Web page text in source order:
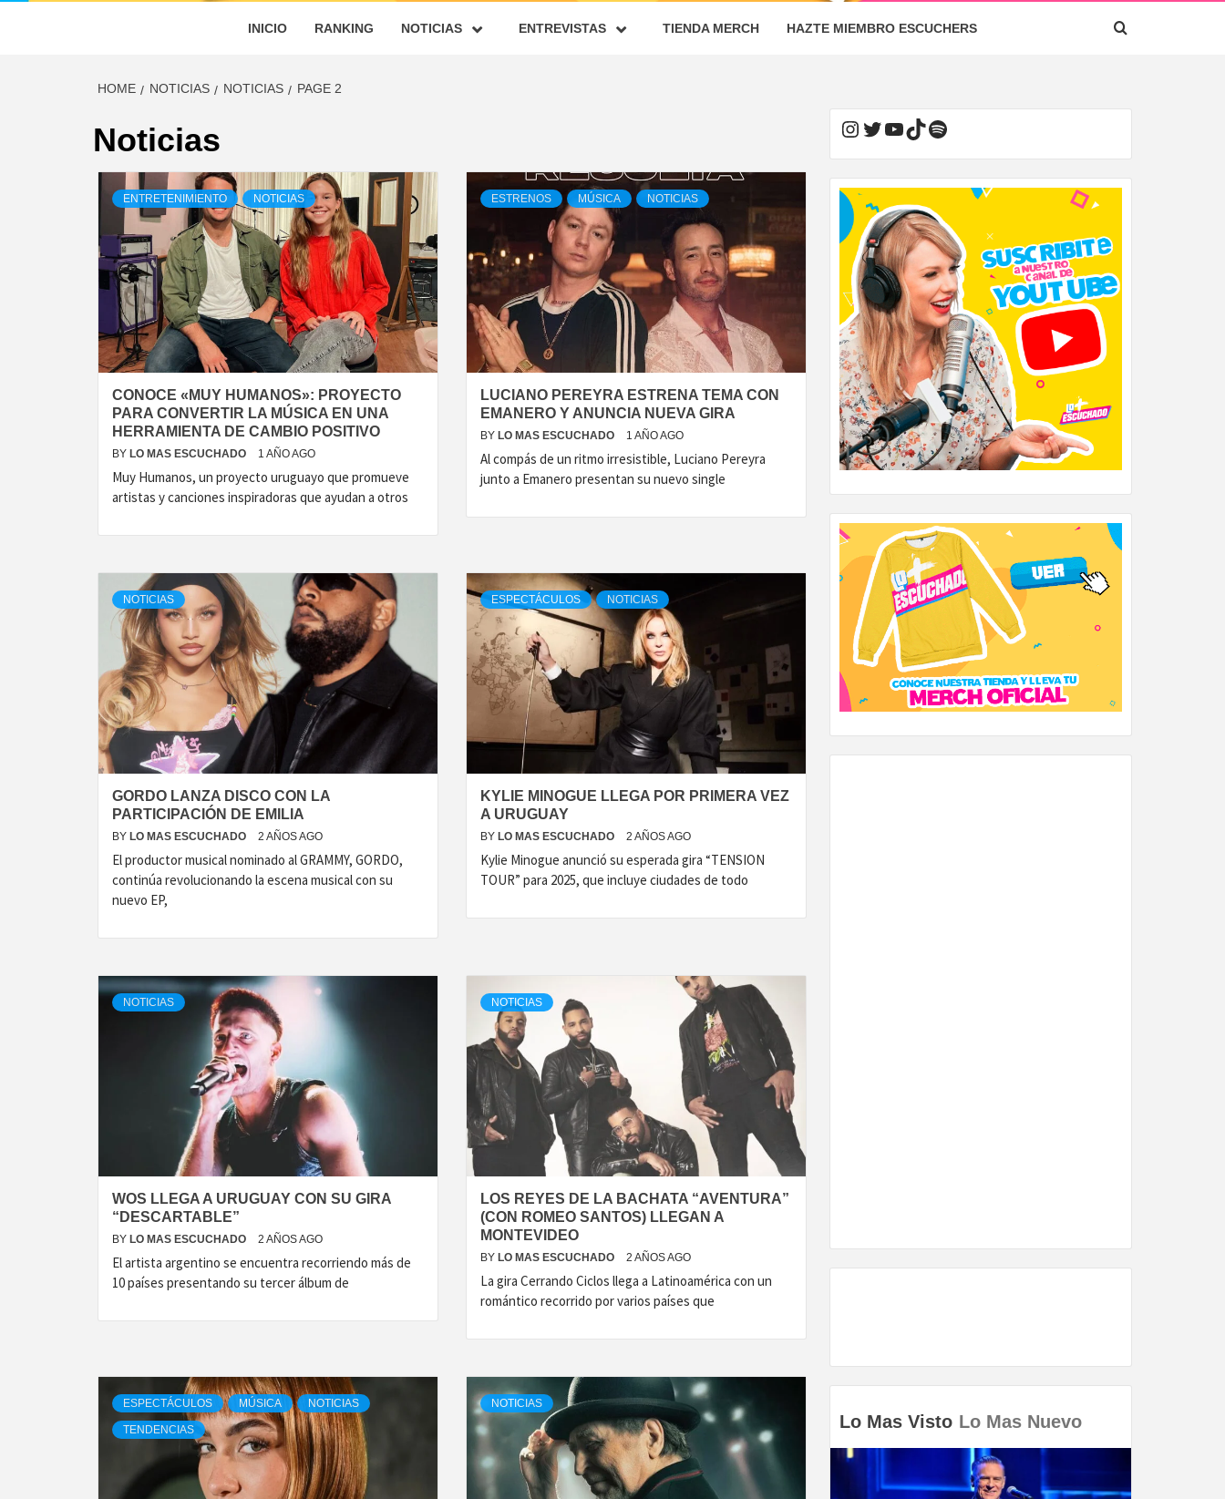
INICIO RANKING NOTICIAS ENTREVISTAS TIENDA MERCH HAZTE MIEMBRO ESCUCHERS
HOME NOTICIAS NOTICIAS PAGE 2
Noticias
ENTRETENIMIENTO NOTICIAS
CONOCE «MUY HUMANOS»: PROYECTO
PARA CONVERTIR LA MÚSICA EN UNA
HERRAMIENTA DE CAMBIO POSITIVO
BY LO MAS ESCUCHADO 1 AÑO AGO
Muy Humanos, un proyecto uruguayo que promueve
artistas y canciones inspiradoras que ayudan a otros
ESTRENOS MÚSICA NOTICIAS
LUCIANO PEREYRA ESTRENA TEMA CON
EMANERO Y ANUNCIA NUEVA GIRA
BY LO MAS ESCUCHADO 1 AÑO AGO
Al compás de un ritmo irresistible, Luciano Pereyra
junto a Emanero presentan su nuevo single
NOTICIAS
GORDO LANZA DISCO CON LA
PARTICIPACIÓN DE EMILIA
BY LO MAS ESCUCHADO 2 AÑOS AGO
El productor musical nominado al GRAMMY, GORDO,
continúa revolucionando la escena musical con su
nuevo EP,
ESPECTÁCULOS NOTICIAS
KYLIE MINOGUE LLEGA POR PRIMERA VEZ
A URUGUAY
BY LO MAS ESCUCHADO 2 AÑOS AGO
Kylie Minogue anunció su esperada gira “TENSION
TOUR” para 2025, que incluye ciudades de todo
NOTICIAS
WOS LLEGA A URUGUAY CON SU GIRA
“DESCARTABLE”
BY LO MAS ESCUCHADO 2 AÑOS AGO
El artista argentino se encuentra recorriendo más de
10 países presentando su tercer álbum de
NOTICIAS
LOS REYES DE LA BACHATA “AVENTURA”
(CON ROMEO SANTOS) LLEGAN A
MONTEVIDEO
BY LO MAS ESCUCHADO 2 AÑOS AGO
La gira Cerrando Ciclos llega a Latinoamérica con un
romántico recorrido por varios países que
ESPECTÁCULOS MÚSICA NOTICIAS
TENDENCIAS
NOTICIAS
Instagram
Twitter
YouTube
TikTokSpotify
Lo Mas Visto Lo Mas Nuevo